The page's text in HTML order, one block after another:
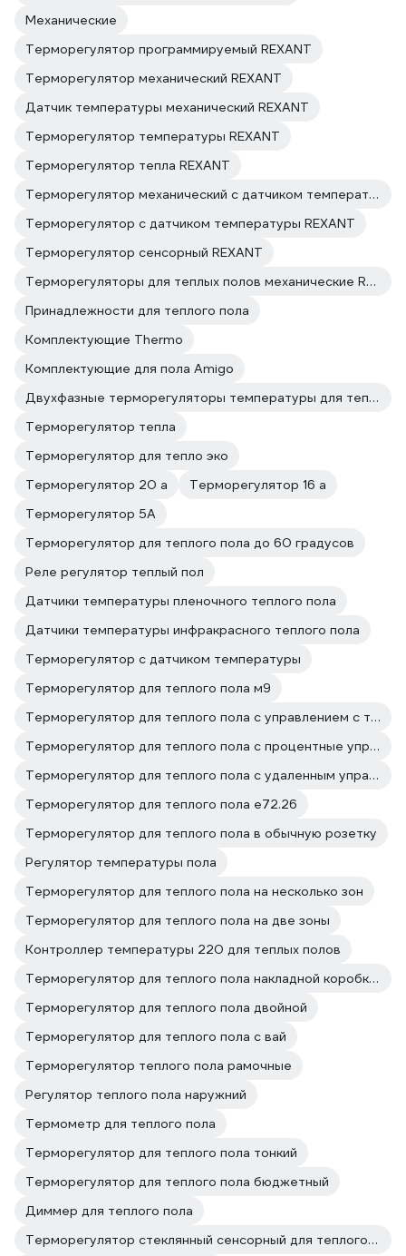
Механические
Терморегулятор программируемый REXANT
Терморегулятор механический REXANT
Датчик температуры механический REXANT
Терморегулятор температуры REXANT
Терморегулятор тепла REXANT
Терморегулятор механический с датчиком температуры REXANT
Терморегулятор с датчиком температуры REXANT
Терморегулятор сенсорный REXANT
Терморегуляторы для теплых полов механические REXANT
Принадлежности для теплого пола
Комплектующие Thermo
Комплектующие для пола Amigo
Двухфазные терморегуляторы температуры для теплого пола
Терморегулятор тепла
Терморегулятор для тепло эко
Терморегулятор 20 а
Терморегулятор 16 а
Терморегулятор 5А
Терморегулятор для теплого пола до 60 градусов
Реле регулятор теплый пол
Датчики температуры пленочного теплого пола
Датчики температуры инфракрасного теплого пола
Терморегулятор с датчиком температуры
Терморегулятор для теплого пола м9
Терморегулятор для теплого пола с управлением с телефона
Терморегулятор для теплого пола с процентные управлением
Терморегулятор для теплого пола с удаленным управлением
Терморегулятор для теплого пола е72.26
Терморегулятор для теплого пола в обычную розетку
Регулятор температуры пола
Терморегулятор для теплого пола на несколько зон
Терморегулятор для теплого пола на две зоны
Контроллер температуры 220 для теплых полов
Терморегулятор для теплого пола накладной коробкой
Терморегулятор для теплого пола двойной
Терморегулятор для теплого пола с вай
Терморегулятор теплого пола рамочные
Регулятор теплого пола наружний
Термометр для теплого пола
Терморегулятор для теплого пола тонкий
Терморегулятор для теплого пола бюджетный
Диммер для теплого пола
Терморегулятор стеклянный сенсорный для теплого пола